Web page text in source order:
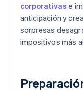
corporativas e
anticipación y
sorpresas
impositivos más